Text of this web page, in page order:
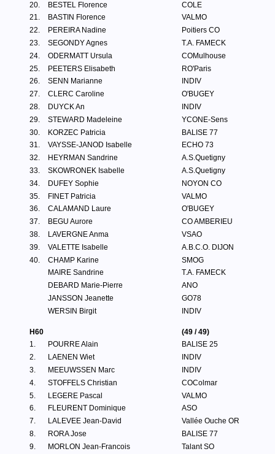
20.
BESTEL Florence
COLE
21.
BASTIN Florence
VALMO
22.
PEREIRA Nadine
Poitiers CO
23.
SEGONDY Agnes
T.A. FAMECK
24.
ODERMATT Ursula
COMulhouse
25.
PEETERS Elisabeth
RO'Paris
26.
SENN Marianne
INDIV
27.
CLERC Caroline
O'BUGEY
28.
DUYCK An
INDIV
29.
STEWARD Madeleine
YCONE-Sens
30.
KORZEC Patricia
BALISE 77
31.
VAYSSE-JANOD Isabelle
ECHO 73
32.
HEYRMAN Sandrine
A.S.Quetigny
33.
SKOWRONEK Isabelle
A.S.Quetigny
34.
DUFEY Sophie
NOYON CO
35.
FINET Patricia
VALMO
36.
CALAMAND Laure
O'BUGEY
37.
BEGU Aurore
CO AMBERIEU
38.
LAVERGNE Anma
VSAO
39.
VALETTE Isabelle
A.B.C.O. DIJON
40.
CHAMP Karine
SMOG
MAIRE Sandrine
T.A. FAMECK
DEBARD Marie-Pierre
ANO
JANSSON Jeanette
GO78
WERSIN Birgit
INDIV
H60
(49 / 49)
1.
POURRE Alain
BALISE 25
2.
LAENEN Wiet
INDIV
3.
MEEUWSSEN Marc
INDIV
4.
STOFFELS Christian
COColmar
5.
LEGERE Pascal
VALMO
6.
FLEURENT Dominique
ASO
7.
LALEVEE Jean-David
Vallée Ouche OR
8.
RORA Jose
BALISE 77
9.
MORLON Jean-Francois Talant SO